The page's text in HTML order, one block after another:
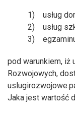
1) usług
2) usług
3)
pod warunkiem, iż
Rozwojowych,
Jaka jest wartość